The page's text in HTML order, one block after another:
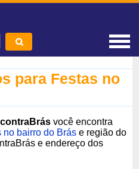
para Festas no
você encontra
no bairro do Brás e região do
e endereço dos